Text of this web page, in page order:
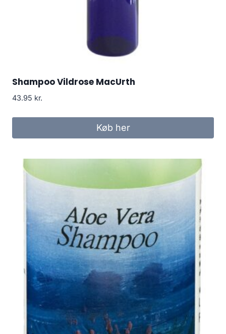
Shampoo Vildrose MacUrth
43.95 kr.
Køb her